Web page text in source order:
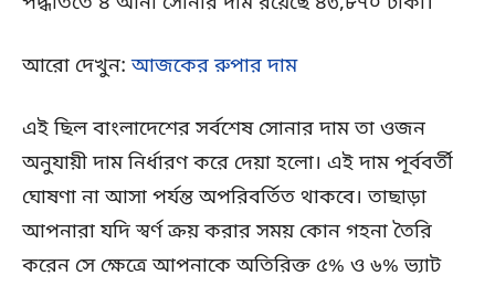
আরো দেখুন:আজকের রুপার দাম
এই ছিল বাংলাদেশের সর্বশেষ সোনার দাম তা ওজন
অনুযায়ী দাম নির্ধারণ করে দেয়া হলো। এই দাম পূর্ববর্তী
ঘোষণা না আসা পর্যন্ত অপরিবর্তিত থাকবে। তাছাড়া
আপনারা যদি স্বর্ণ ক্রয় করার সময় কোন গহনা তৈরি
করেন সে ক্ষেত্রে আপনাকে অতিরিক্ত ৫% ও ৬% ভ্যাট